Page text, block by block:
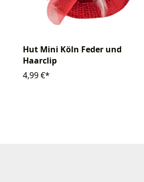
Hut Mini Köln Feder und
Haarclip
4,99 €*